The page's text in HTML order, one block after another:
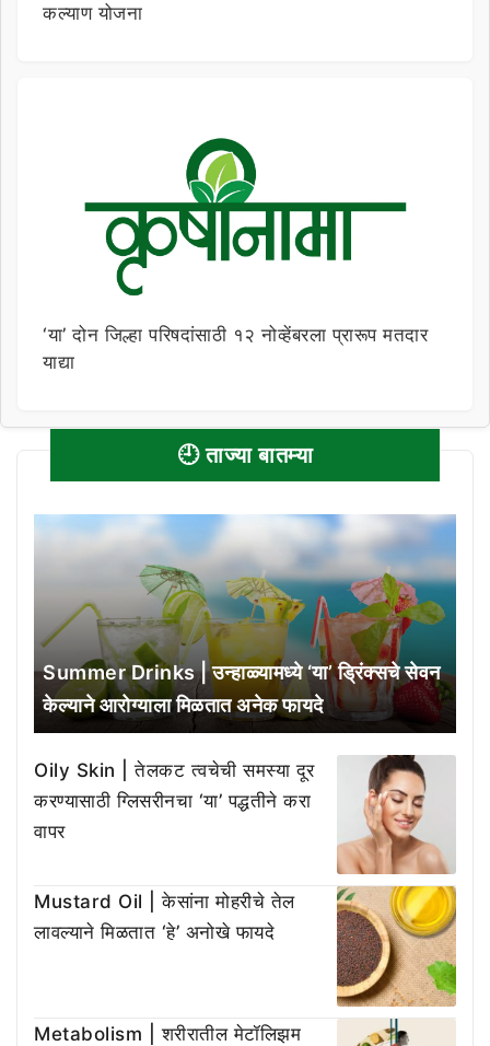
कल्याण योजना
‘या’ दोन जिल्हा परिषदांसाठी १२ नोव्हेंबरला प्रारूप मतदार
याद्या
🕘 ताज्या बातम्या
Summer Drinks | उन्हाळ्यामध्ये ‘या’ ड्रिंक्सचे सेवन
केल्याने आरोग्याला मिळतात अनेक फायदे
Oily Skin | तेलकट त्वचेची समस्या दूर
करण्यासाठी ग्लिसरीनचा ‘या’ पद्धतीने करा
वापर
Mustard Oil | केसांना मोहरीचे तेल
लावल्याने मिळतात ‘हे’ अनोखे फायदे
Metabolism | शरीरातील मेटॉलिझम